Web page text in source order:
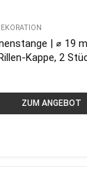
| ⌀ 19
Kappe, 2
ZUM ANGEBOT